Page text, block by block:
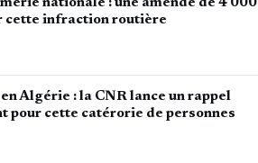
cette infraction routière
Algérie : la CNR lance un rappel
pour cette catérorie de personnes